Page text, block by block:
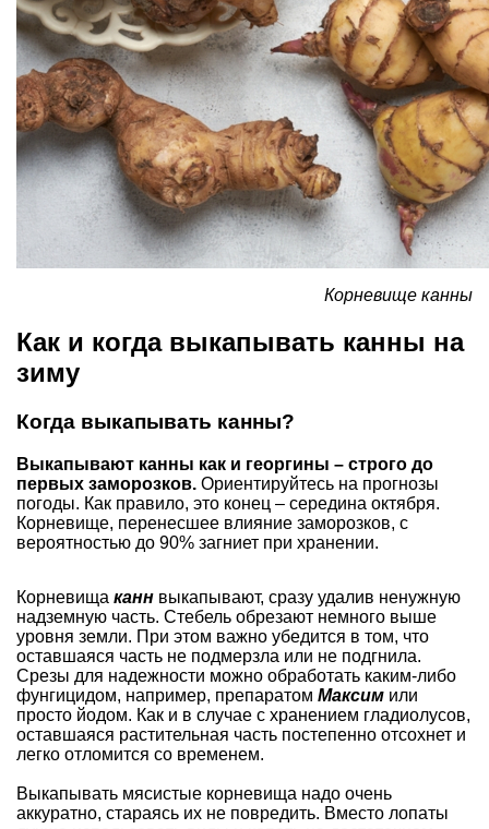
Корневище канны
Как и когда выкапывать канны на
зиму
Когда выкапывать канны?
Выкапывают канны как и георгины – строго до
первых заморозков. Ориентируйтесь на прогнозы
погоды. Как правило, это конец – середина октября.
Корневище, перенесшее влияние заморозков, с
вероятностью до 90% загниет при хранении.
Корневища канн выкапывают, сразу удалив ненужную
надземную часть. Стебель обрезают немного выше
уровня земли. При этом важно убедится в том, что
оставшаяся часть не подмерзла или не подгнила.
Срезы для надежности можно обработать каким-либо
фунгицидом, например, препаратом Максим или
просто йодом. Как и в случае с хранением гладиолусов,
оставшаяся растительная часть постепенно отсохнет и
легко отломится со временем.
Выкапывать мясистые корневища надо очень
аккуратно, стараясь их не повредить. Вместо лопаты